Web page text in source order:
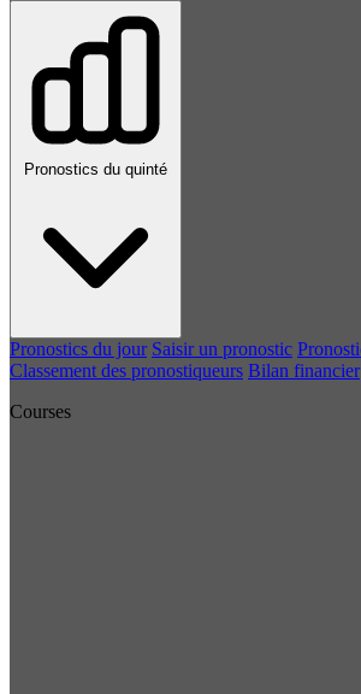
Pronostics du quinté
Pronostics du jour Saisir un pronostic
Classement des pronostiqueurs Bilan financier
Courses